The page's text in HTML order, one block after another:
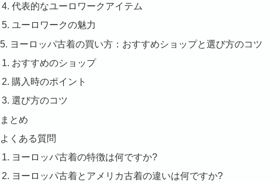
代表的なユーロワークアイテム
ユーロワークの魅力
5. ヨーロッパ古着の買い方：おすすめショップと選び方のコツ
おすすめのショップ
購入時のポイント
選び方のコツ
まとめ
よくある質問
ヨーロッパ古着の特徴は何ですか?
ヨーロッパ古着とアメリカ古着の違いは何ですか?